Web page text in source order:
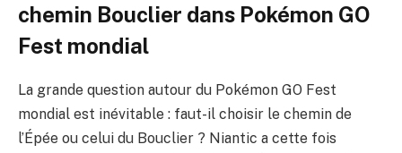
chemin Bouclier dans Pokémon GO
Fest mondial
La grande question autour du Pokémon GO Fest
mondial est inévitable : faut-il choisir le chemin de
l’Épée ou celui du Bouclier ? Niantic a cette fois